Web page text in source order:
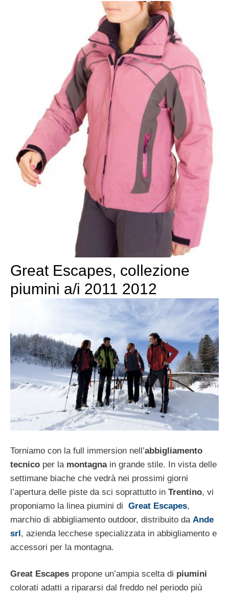
Great Escapes, collezione
piumini a/i 2011 2012
Torniamo con la full immersion nell’abbigliamento
tecnico per la montagnain grande stile. In vista delle
settimane biache che vedrà nei prossimi giorni
l’apertura delle piste da sci soprattutto in Trentino, vi
proponiamo la linea piumini di Great Escapes,
marchio di abbigliamento outdoor, distribuito da Ande
srl, azienda lecchese specializzata in abbigliamento e
accessori per la montagna.
Great Escapes propone un’ampia scelta di piumini
colorati adatti a ripararsi dal freddo nel periodo più